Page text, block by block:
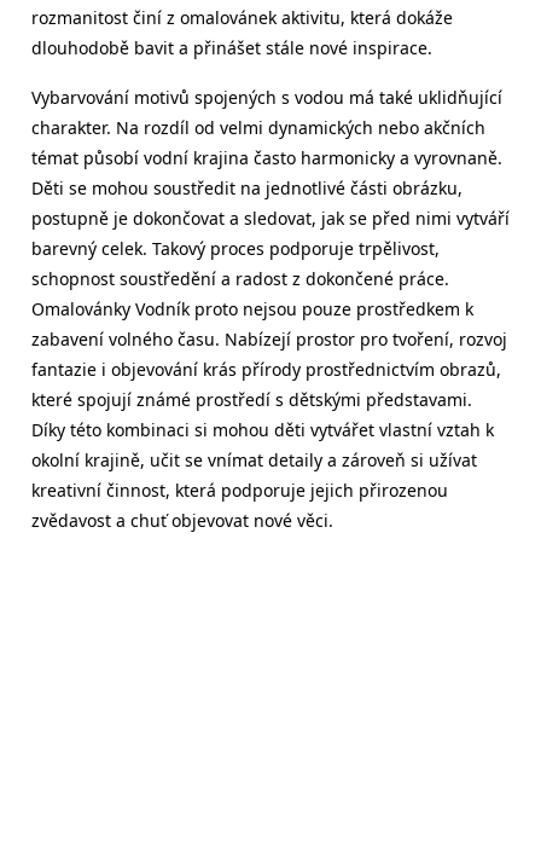
rozmanitost činí z omalovánek aktivitu, která dokáže
dlouhodobě bavit a přinášet stále nové inspirace.
Vybarvování motivů spojených s vodou má také uklidňující
charakter. Na rozdíl od velmi dynamických nebo akčních
témat působí vodní krajina často harmonicky a vyrovnaně.
Děti se mohou soustředit na jednotlivé části obrázku,
postupně je dokončovat a sledovat, jak se před nimi vytváří
barevný celek. Takový proces podporuje trpělivost,
schopnost soustředění a radost z dokončené práce.
Omalovánky Vodník proto nejsou pouze prostředkem k
zabavení volného času. Nabízejí prostor pro tvoření, rozvoj
fantazie i objevování krás přírody prostřednictvím obrazů,
které spojují známé prostředí s dětskými představami.
Díky této kombinaci si mohou děti vytvářet vlastní vztah k
okolní krajině, učit se vnímat detaily a zároveň si užívat
kreativní činnost, která podporuje jejich přirozenou
zvědavost a chuť objevovat nové věci.